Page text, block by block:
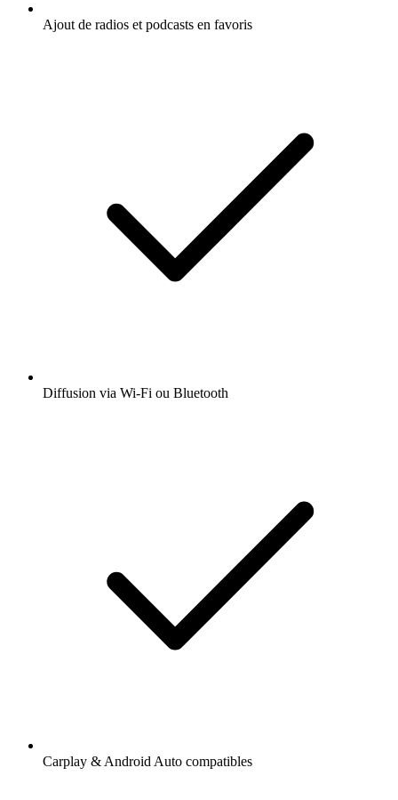
Ajout de radios et podcasts en favoris
Diffusion via Wi-Fi ou Bluetooth
Carplay & Android Auto compatibles